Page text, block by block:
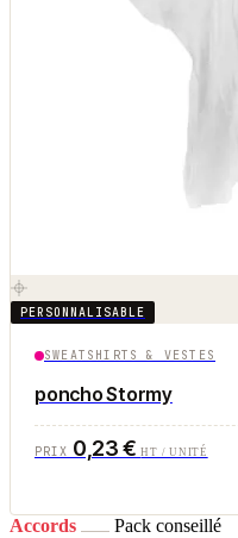
PERSONNALISABLE
SWEATSHIRTS & VESTES
poncho Stormy
PRIX 0,23 €HT / UNITÉ
Accords Pack conseillé